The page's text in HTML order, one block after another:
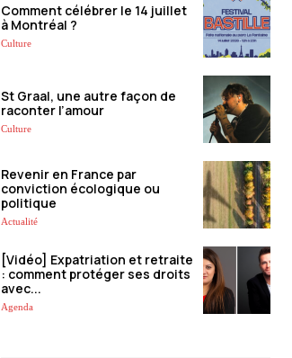
Comment célébrer le 14 juillet
à Montréal ?
Culture
St Graal, une autre façon de
raconter l’amour
Culture
Revenir en France par
conviction écologique ou
politique
Actualité
[Vidéo] Expatriation et retraite
: comment protéger ses droits
avec...
Agenda